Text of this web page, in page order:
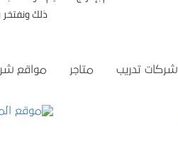
ذلك
شركات تدريب متاجر مواقع